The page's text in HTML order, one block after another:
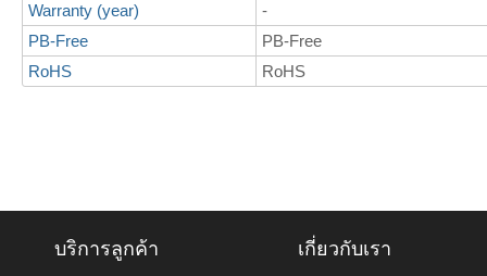
Warranty (year)
-
PB-Free
PB-Free
RoHS
RoHS
บริการลูกค้า เกี่ยวกับเรา